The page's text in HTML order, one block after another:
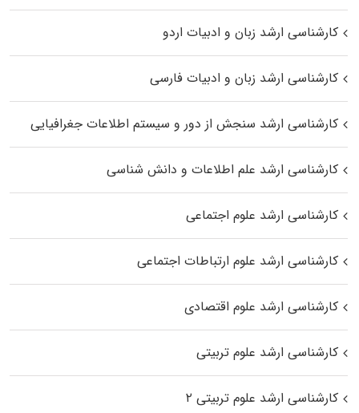
کارشناسی ارشد زبان و ادبیات اردو
کارشناسی ارشد زبان و ادبیات فارسی
کارشناسی ارشد سنجش از دور و سیستم اطلاعات جغرافیایی
کارشناسی ارشد علم اطلاعات و دانش شناسی
کارشناسی ارشد علوم اجتماعی
کارشناسی ارشد علوم ارتباطات اجتماعی
کارشناسی ارشد علوم اقتصادی
کارشناسی ارشد علوم تربیتی
کارشناسی ارشد علوم تربیتی ۲